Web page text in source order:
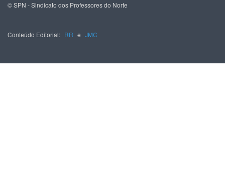
© SPN - Sindicato dos Professores do Norte
Conteúdo Editorial: RR e JMC